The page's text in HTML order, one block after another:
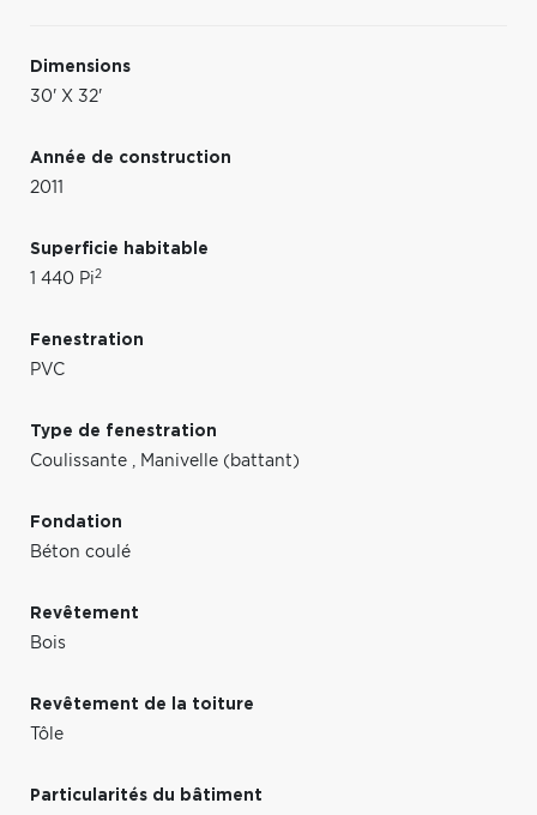
Dimensions
30' X 32'
Année de construction
2011
Superficie habitable
1 440 Pi2
Fenestration
PVC
Type de fenestration
Coulissante , Manivelle (battant)
Fondation
Béton coulé
Revêtement
Bois
Revêtement de la toiture
Tôle
Particularités du bâtiment